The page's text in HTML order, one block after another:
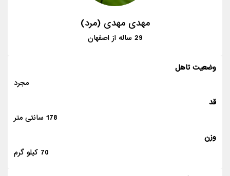
مهدی مهدی (مرد)
29 ساله از اصفهان
وضعیت تاهل
مجرد
قد
178 سانتی متر
وزن
70 کیلو گرم